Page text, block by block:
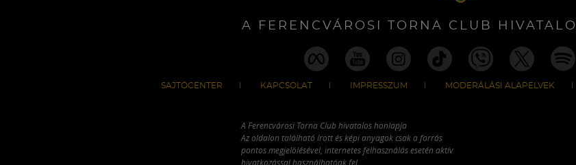
A FERENCVÁROSI TORNA CLUB
SAJTÓCENTER KAPCSOLAT IMPRESSZUM MODERÁLÁSI ALAPELVEK
A Ferencvárosi Torna Club hivatalos honlapja
Az oldalon található írott és képi anyagok csak a forrás
pontos megjelölésével, internetes felhasználás esetén aktív
hivatkozással használhatóak fel.